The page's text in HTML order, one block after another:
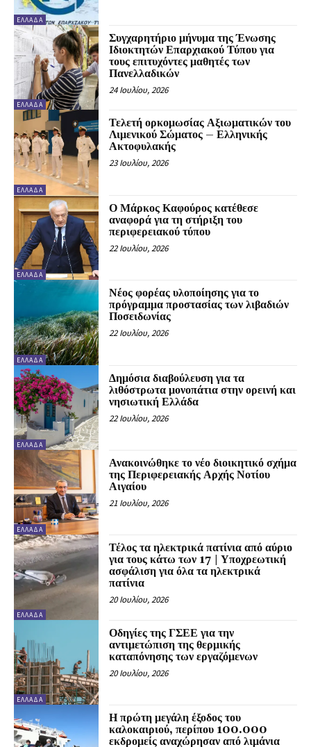
ΕΛΛΆΔΑ
ΕΛΛΆΔΑ
Συγχαρητήριο μήνυμα της Ένωσης
Ιδιοκτητών Επαρχιακού Τύπου για
τους επιτυχόντες μαθητές των
Πανελλαδικών
24 Ιουλίου, 2026
ΕΛΛΆΔΑ
Τελετή ορκομωσίας Αξιωματικών του
Λιμενικού Σώματος – Ελληνικής
Ακτοφυλακής
23 Ιουλίου, 2026
ΕΛΛΆΔΑ
Ο Μάρκος Καφούρος κατέθεσε
αναφορά για τη στήριξη του
περιφερειακού τύπου
22 Ιουλίου, 2026
ΕΛΛΆΔΑ
Νέος φορέας υλοποίησης για το
πρόγραμμα προστασίας των λιβαδιών
Ποσειδωνίας
22 Ιουλίου, 2026
ΕΛΛΆΔΑ
Δημόσια διαβούλευση για τα
λιθόστρωτα μονοπάτια στην ορεινή και
νησιωτική Ελλάδα
22 Ιουλίου, 2026
ΕΛΛΆΔΑ
Ανακοινώθηκε το νέο διοικητικό σχήμα
της Περιφερειακής Αρχής Νοτίου
Αιγαίου
21 Ιουλίου, 2026
ΕΛΛΆΔΑ
Τέλος τα ηλεκτρικά πατίνια από αύριο
για τους κάτω των 17 | Υποχρεωτική
ασφάλιση για όλα τα ηλεκτρικά
πατίνια
20 Ιουλίου, 2026
ΕΛΛΆΔΑ
Οδηγίες της ΓΣΕΕ για την
αντιμετώπιση της θερμικής
καταπόνησης των εργαζόμενων
20 Ιουλίου, 2026
Η πρώτη μεγάλη έξοδος του
καλοκαιριού, περίπου 100.000
εκδρομείς αναχώρησαν από λιμάνια